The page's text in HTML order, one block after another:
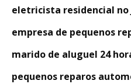
eletricista residencial
empresa de pequenos
marido de aluguel 24
pequenos reparos